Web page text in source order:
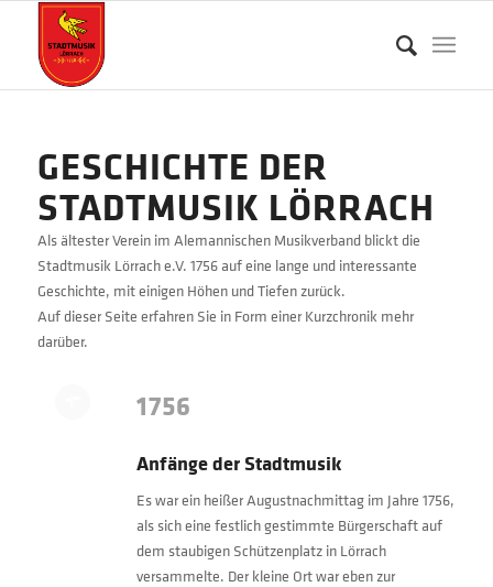
GESCHICHTE DER
STADTMUSIK LÖRRACH
Als ältester Verein im Alemannischen Musikverband blickt die
Stadtmusik Lörrach e.V. 1756 auf eine lange und interessante
Geschichte, mit einigen Höhen und Tiefen zurück.
Auf dieser Seite erfahren Sie in Form einer Kurzchronik mehr
darüber.
1756
Anfänge der Stadtmusik
Es war ein heißer Augustnachmittag im Jahre 1756,
als sich eine festlich gestimmte Bürgerschaft auf
dem staubigen Schützenplatz in Lörrach
versammelte. Der kleine Ort war eben zur